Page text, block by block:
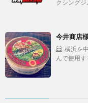
クシング
今井商店
横浜を
んで使用